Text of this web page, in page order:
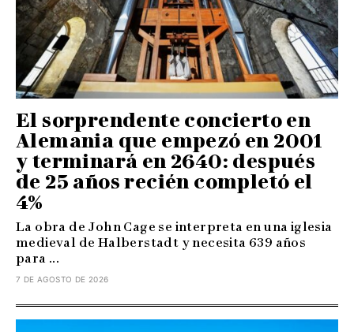
El sorprendente concierto en
Alemania que empezó en 2001
y terminará en 2640: después
de 25 años recién completó el
4%
La obra de John Cage se interpreta en una iglesia
medieval de Halberstadt y necesita 639 años
para ...
7 DE AGOSTO DE 2026